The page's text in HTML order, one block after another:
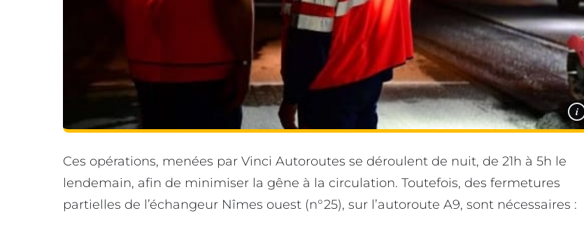
i
Ces opérations, menées par Vinci Autoroutes se déroulent de nuit, de 21h à 5h le
lendemain, afin de minimiser la gêne à la circulation. Toutefois, des fermetures
partielles de l’échangeur Nîmes ouest (n°25), sur l’autoroute A9, sont nécessaires :